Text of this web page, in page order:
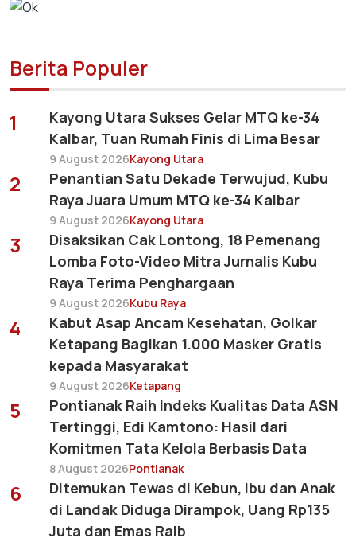
Berita Populer
1
Kayong Utara Sukses Gelar MTQ ke-34
Kalbar, Tuan Rumah Finis di Lima Besar
9 August 2026Kayong Utara
2
Penantian Satu Dekade Terwujud, Kubu
Raya Juara Umum MTQ ke-34 Kalbar
9 August 2026Kayong Utara
3
Disaksikan Cak Lontong, 18 Pemenang
Lomba Foto-Video Mitra Jurnalis Kubu
Raya Terima Penghargaan
9 August 2026Kubu Raya
4
Kabut Asap Ancam Kesehatan, Golkar
Ketapang Bagikan 1.000 Masker Gratis
kepada Masyarakat
9 August 2026Ketapang
5
Pontianak Raih Indeks Kualitas Data ASN
Tertinggi, Edi Kamtono: Hasil dari
Komitmen Tata Kelola Berbasis Data
8 August 2026Pontianak
6
Ditemukan Tewas di Kebun, Ibu dan Anak
di Landak Diduga Dirampok, Uang Rp135
Juta dan Emas Raib